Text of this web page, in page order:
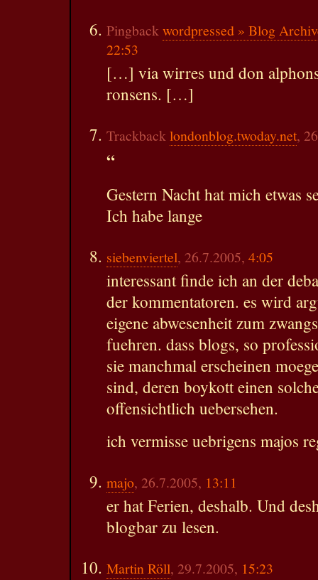
Pingbackwordpressed » Blog
22:53
[…] via wirres und don
ronsens. […]
Trackbacklondonblog.twoday.net,
“
Gestern Nacht hat mich etwas
Ich habe lange
siebenviertel, 26.7.2005, 4:05
interessant finde ich an der
der kommentatoren. es wird
eigene abwesenheit zum
fuehren. dass blogs, so
sie manchmal erscheinen
sind, deren boykott einen
offensichtlich uebersehen.
ich vermisse uebrigens majos
majo, 26.7.2005, 13:11
er hat Ferien, deshalb. Und
blogbar zu lesen.
Martin Röll, 29.7.2005, 15:23